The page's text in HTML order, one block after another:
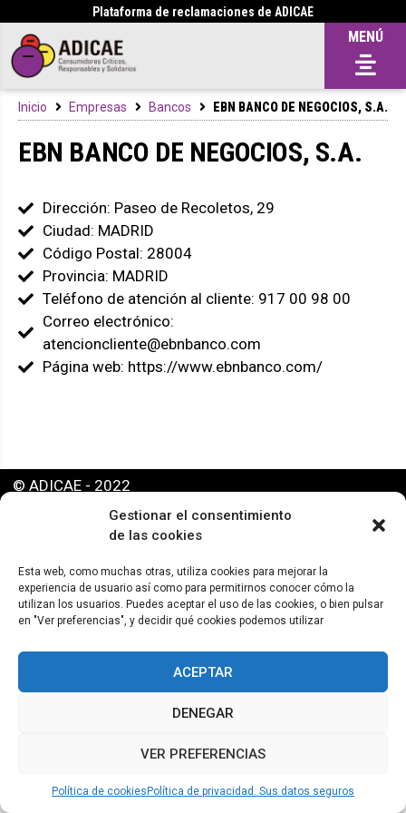
Gestionar el consentimiento
de las cookies
Esta web, como muchas otras, utiliza cookies para mejorar la
experiencia de usuario así como para permitirnos conocer cómo la
utilizan los usuarios. Puedes aceptar el uso de las cookies, o bien pulsar
en "Ver preferencias", y decidir qué cookies podemos utilizar
ACEPTAR
DENEGAR
VER PREFERENCIAS
Política de cookies Política de privacidad. Sus datos seguros
Plataforma de reclamaciones de ADICAE
MENÚ
Inicio Empresas Bancos EBN BANCO DE NEGOCIOS, S.A.
EBN BANCO DE NEGOCIOS, S.A.
Dirección: Paseo de Recoletos, 29
Ciudad: MADRID
Código Postal: 28004
Provincia: MADRID
Teléfono de atención al cliente: 917 00 98 00
Correo electrónico:
atencioncliente@ebnbanco.com
Página web: https://www.ebnbanco.com/
© ADICAE - 2022